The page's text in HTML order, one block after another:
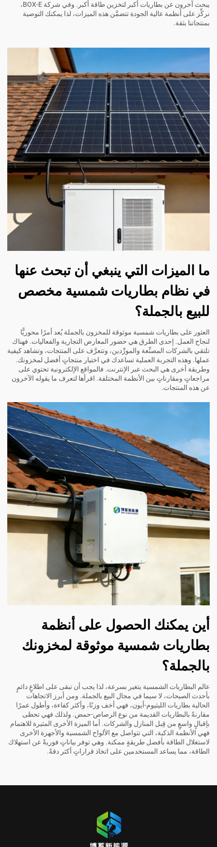
يبحث آخرون عن بطاريات أكبر لتخزين طاقة أكبر. وفي شركة BOX-E،
نركِّز على أنظمة عالية الجودة تتضمَّن هذه الميزات، لذا يمكنك التوصية
بمنتجاتنا بثقة.
ما الميزات التي ينبغي أن تبحث عنها
في نظام بطاريات شمسية مخصص
للبيع بالجملة؟
العثور على بطاريات شمسية موثوقة للمخزون بالجملة يُعد أمرًا محوريًّا
لنجاح العمل. إحدى الطرق هي حضور المعارض التجارية والفعاليات. فهناك
تلتقي بالشركات المصنِّعة والمورِّدين، وتتعرَّف على المنتجات، وتشاهد كيفية
عملها. وهذه التجربة العملية تساعدك في اختيار منتجاتٍ أفضل لمخزونك.
وطريقة أخرى هي البحث عبر الإنترنت. فالمواقع الإلكترونية تحتوي على
مراجعاتٍ ومقارناتٍ بين الأنظمة المختلفة. اقرأها لتعرف ما يقوله الآخرون
عن هذه المنتجات.
أين يمكنك الحصول على أنظمة
بطاريات شمسية موثوقة لمخزونك
بالجملة؟
عالم البطاريات الشمسية يتغير بسرعة، لذا يجب أن تبقى على اطلاعٍ دائمٍ
بأحدث الصيحات، لا سيما في مجال البيع بالجملة. ومن أبرز الاتجاهات
الحالية بطاريات الليثيوم-أيون، فهي أخف وزنًا، وأكثر كفاءة، وأطول عمرًا
مقارنةً بالبطاريات القديمة من نوع الرصاص-حمض. ولذلك فهي تحظى
بإقبالٍ واسعٍ من قِبل المنازل والشركات. أما الميزة الأخرى المثيرة للاهتمام
فهي الأنظمة الذكية، التي تتواصل مع الألواح الشمسية والأجهزة الأخرى
لاستغلال الطاقة بأفضل طريقةٍ ممكنة. وهي توفر بياناتٍ فوريةً عن استهلاك
الطاقة، مما يساعد المستخدمين على اتخاذ قراراتٍ أكثر دقةً.